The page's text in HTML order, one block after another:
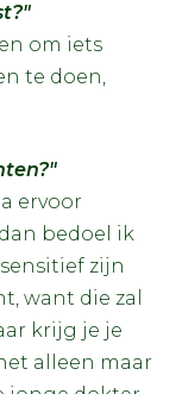
om iets
te doen,
ervoor
bedoel ik
zijn
want die zal
krijg je je
alleen maar